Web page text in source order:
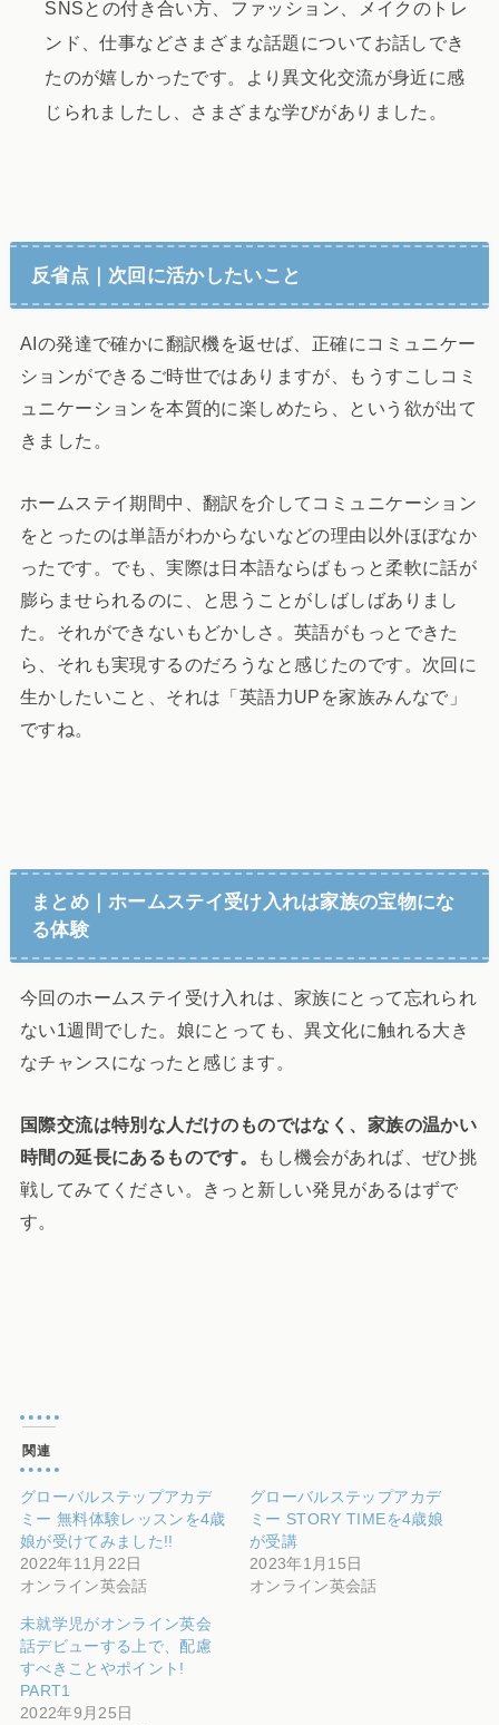
SNSとの付き合い方、ファッション、メイクのトレ
ンド、仕事などさまざまな話題についてお話しでき
たのが嬉しかったです。より異文化交流が身近に感
じられましたし、さまざまな学びがありました。
反省点｜次回に活かしたいこと
AIの発達で確かに翻訳機を返せば、正確にコミュニケー
ションができるご時世ではありますが、もうすこしコミ
ュニケーションを本質的に楽しめたら、という欲が出て
きました。
ホームステイ期間中、翻訳を介してコミュニケーション
をとったのは単語がわからないなどの理由以外ほぼなか
ったです。でも、実際は日本語ならばもっと柔軟に話が
膨らませられるのに、と思うことがしばしばありまし
た。それができないもどかしさ。英語がもっとできた
ら、それも実現するのだろうなと感じたのです。次回に
生かしたいこと、それは「英語力UPを家族みんなで」
ですね。
まとめ｜ホームステイ受け入れは家族の宝物にな
る体験
今回のホームステイ受け入れは、家族にとって忘れられ
ない1週間でした。娘にとっても、異文化に触れる大き
なチャンスになったと感じます。
国際交流は特別な人だけのものではなく、家族の温かい
時間の延長にあるものです。
もし機会があれば、ぜひ挑
戦してみてください。きっと新しい発見があるはずで
す。
関連
グローバルステップアカデ
ミー 無料体験レッスンを4歳
娘が受けてみました!!
2022年11月22日
オンライン英会話
グローバルステップアカデ
ミー STORY TIMEを4歳娘
が受講
2023年1月15日
オンライン英会話
未就学児がオンライン英会
話デビューする上で、配慮
すべきことやポイント!
PART1
2022年9月25日